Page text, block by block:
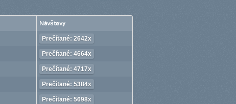
Návštevy
Prečítané: 2642x
Prečítané: 4664x
Prečítané: 4717x
Prečítané: 5384x
Prečítané: 5698x